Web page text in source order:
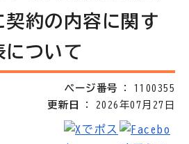
契約の内容に関す
について
ページ番号
1100355
更新日
2026年07月27日